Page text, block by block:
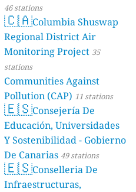
46 stations
🇨🇦Columbia Shuswap
Regional District Air
Monitoring Project 35
stations
Communities Against
Pollution (CAP) 11 stations
🇪🇸Consejería De
Educación, Universidades
Y Sostenibilidad - Gobierno
De Canarias 49 stations
🇪🇸Conselleria De
Infraestructuras,